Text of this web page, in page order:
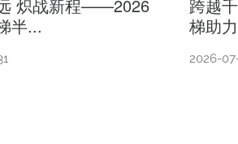
炽战新程——2026
半...
跨越
梯助
2026-